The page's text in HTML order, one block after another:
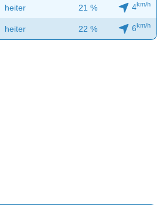
heiter 21 % 4km/h
heiter 22 % 6km/h